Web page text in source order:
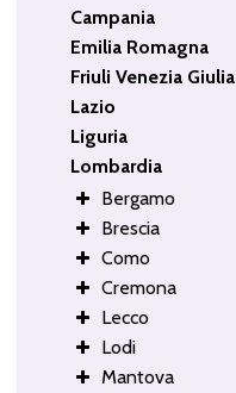
Campania
Emilia Romagna
Friuli Venezia Giulia
Lazio
Liguria
Lombardia
Bergamo
Brescia
Como
Cremona
Lecco
Lodi
Mantova